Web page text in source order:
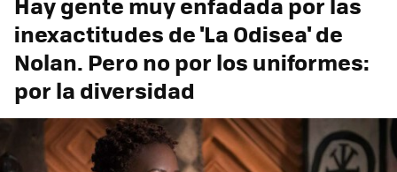
inexactitudes de 'La Odisea' de
Nolan. Pero no por los uniformes:
por la diversidad